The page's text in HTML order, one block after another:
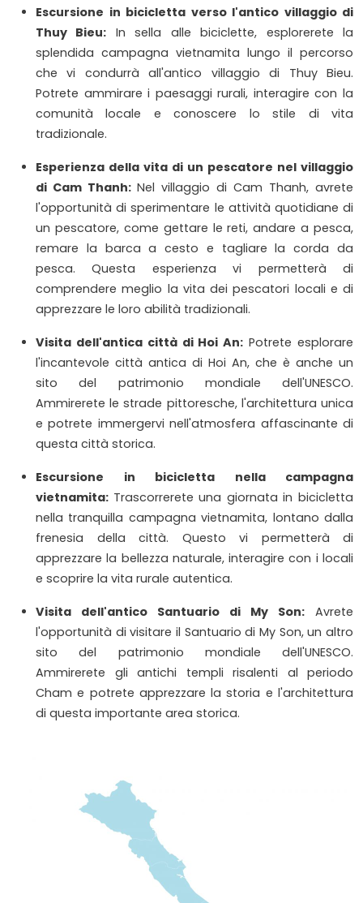
Escursione in bicicletta verso l'antico villaggio di
Thuy Bieu: In sella alle biciclette, esplorerete la
splendida campagna vietnamita lungo il percorso
che vi condurrà all'antico villaggio di Thuy Bieu.
Potrete ammirare i paesaggi rurali, interagire con la
comunità locale e conoscere lo stile di vita
tradizionale.
Esperienza della vita di un pescatore nel villaggio
di Cam Thanh: Nel villaggio di Cam Thanh, avrete
l'opportunità di sperimentare le attività quotidiane di
un pescatore, come gettare le reti, andare a pesca,
remare la barca a cesto e tagliare la corda da
pesca. Questa esperienza vi permetterà di
comprendere meglio la vita dei pescatori locali e di
apprezzare le loro abilità tradizionali.
Visita dell'antica città di Hoi An: Potrete esplorare
l'incantevole città antica di Hoi An, che è anche un
sito del patrimonio mondiale dell'UNESCO.
Ammirerete le strade pittoresche, l'architettura unica
e potrete immergervi nell'atmosfera affascinante di
questa città storica.
Escursione in bicicletta nella campagna
vietnamita: Trascorrerete una giornata in bicicletta
nella tranquilla campagna vietnamita, lontano dalla
frenesia della città. Questo vi permetterà di
apprezzare la bellezza naturale, interagire con i locali
e scoprire la vita rurale autentica.
Visita dell'antico Santuario di My Son: Avrete
l'opportunità di visitare il Santuario di My Son, un altro
sito del patrimonio mondiale dell'UNESCO.
Ammirerete gli antichi templi risalenti al periodo
Cham e potrete apprezzare la storia e l'architettura
di questa importante area storica.